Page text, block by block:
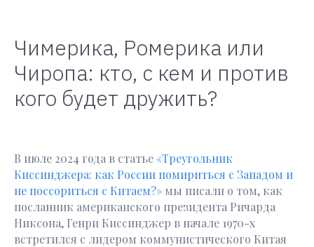
Чимерика, Ромерика или
Чиропа: кто, с кем и против
кого будет дружить?
В июле 2024 года в статье«Треугольник
Киссинджера: как России помириться с Западом и
не поссориться с Китаем?» мы писали о том, как
посланник американского президента Ричарда
Никсона, Генри Киссинджер в начале 1970-х
встретился с лидером коммунистического Китая